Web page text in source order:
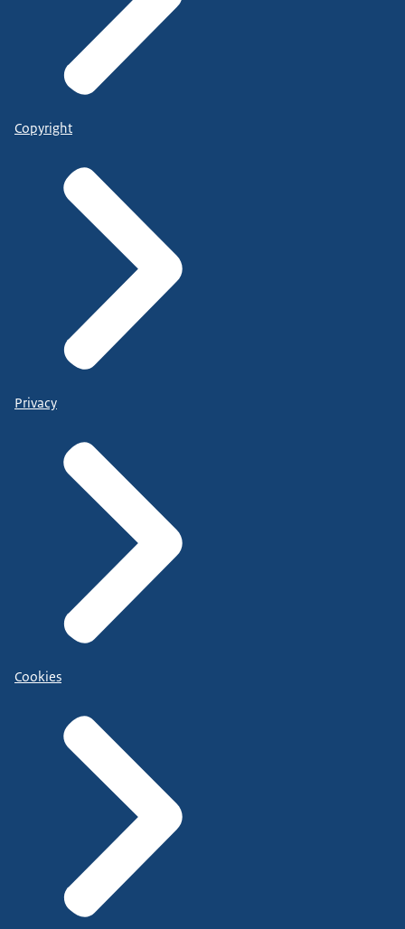
Copyright
Privacy
Cookies